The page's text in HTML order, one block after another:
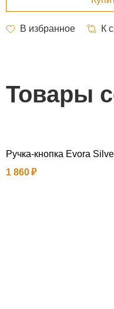
Товары
Ручка-кнопка Evora
1 860